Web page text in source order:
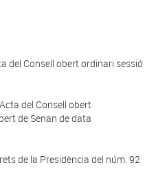
del Consell obert ordinari sessió
del Consell obert
de Senan de data
de la Presidència del núm. 92